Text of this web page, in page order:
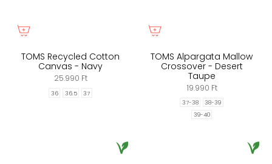
TOMS Recycled Cotton
Canvas - Navy
25.990 Ft
36 36.5 37
TOMS Alpargata Mallow
Crossover - Desert
Taupe
19.990 Ft
37-38
38-39
39-40